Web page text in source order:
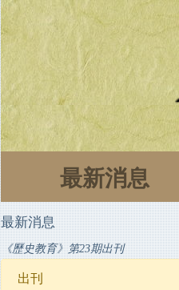
最新消息
最新消息
《歷史教育》第23期出刊
出刊